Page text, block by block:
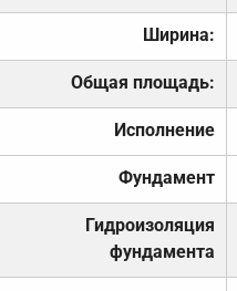
Ширина:
Общая площадь:
Исполнение
Фундамент
Гидроизоляция
фундамента